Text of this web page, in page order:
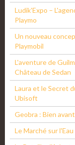
Ludik'Expo –
Playmo
Un nouveau
Playmobil
L'aventure de
Château de Sedan
Laura et le Secret
Ubisoft
Geobra : Bien
Le Marché sur